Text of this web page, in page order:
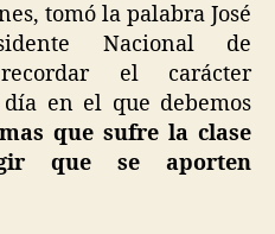
tomó la palabra José
Nacional de
el carácter
en el que debemos
que sufre la clase
que se aporten